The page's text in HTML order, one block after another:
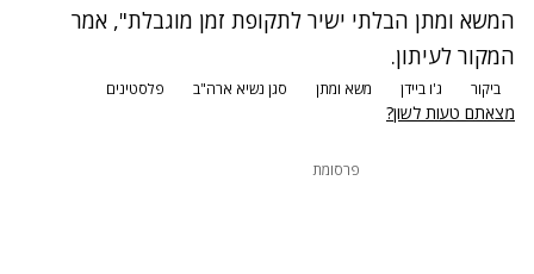
המשא ומתן הבלתי ישיר לתקופת זמן מוגבלת", אמר
המקור לעיתון.
ביקור ג'ו ביידן משא ומתן סגן נשיא ארה"ב פלסטינים
מצאתם טעות לשון?
פרסומת